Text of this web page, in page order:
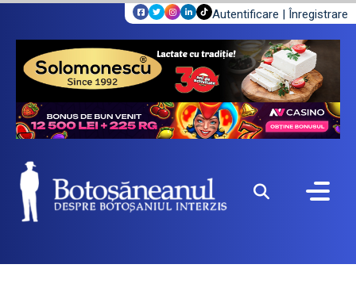
Autentificare | Înregistrare